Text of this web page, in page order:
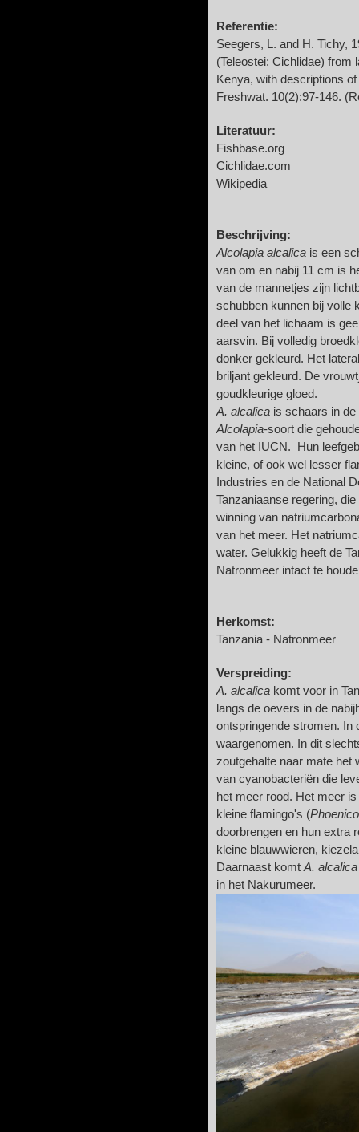
Referentie:
Seegers, L. and H. Tichy,
(Teleostei: Cichlidae) from
Kenya, with descriptions
Freshwat. 10(2):97-146.
Literatuur:
Fishbase.org
Cichlidae.com
Wikipedia
Beschrijving:
Alcolapia alcalica is een
van om en nabij 11 cm is
van de mannetjes zijn
schubben kunnen bij volle
deel van het lichaam is
aarsvin. Bij volledig
donker gekleurd. Het
briljant gekleurd. De
goudkleurige gloed.
A. alcalica is schaars in
Alcolapia-soort die
van het IUCN. Hun
kleine, of ook wel lesser
Industries en de National
Tanzaniaanse regering,
winning van
van het meer. Het
water. Gelukkig heeft de
Natronmeer intact te
Herkomst:
Tanzania - Natronmeer
Verspreiding:
A. alcalica komt voor in
langs de oevers in de
ontspringende stromen. In
waargenomen. In dit
zoutgehalte naar mate het
van cyanobacteriën die
het meer rood. Het meer
kleine flamingo's (
doorbrengen en hun extra
kleine blauwwieren,
Daarnaast komt A. alcalica
in het Nakurumeer.